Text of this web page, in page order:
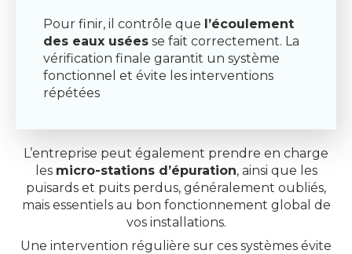
Pour finir, il contrôle que l’écoulement
des eaux usées se fait correctement. La
vérification finale garantit un système
fonctionnel et évite les interventions
répétées
L’entreprise peut également prendre en charge
les micro-stations d’épuration, ainsi que les
puisards et puits perdus, généralement oubliés,
mais essentiels au bon fonctionnement global de
vos installations.
Une intervention régulière sur ces systèmes évite